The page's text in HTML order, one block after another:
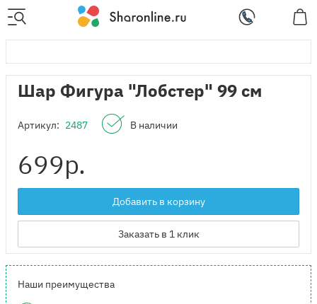
Шар Фигура "Лобстер" 99 см
Артикул: 2487 В наличии
699р.
Добавить в корзину
Заказать в 1 клик
Наши преимущества